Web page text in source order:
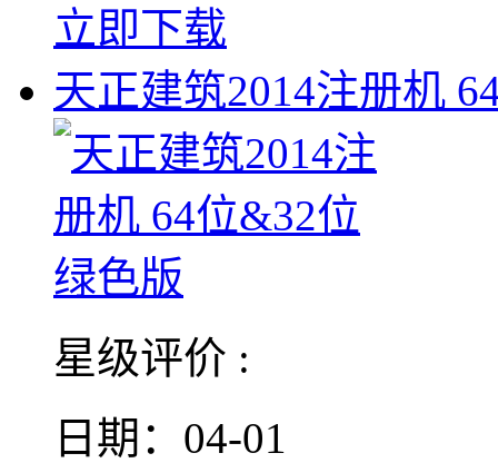
立即下载
天正建筑2014注册机
星级评价 :
日期：04-01